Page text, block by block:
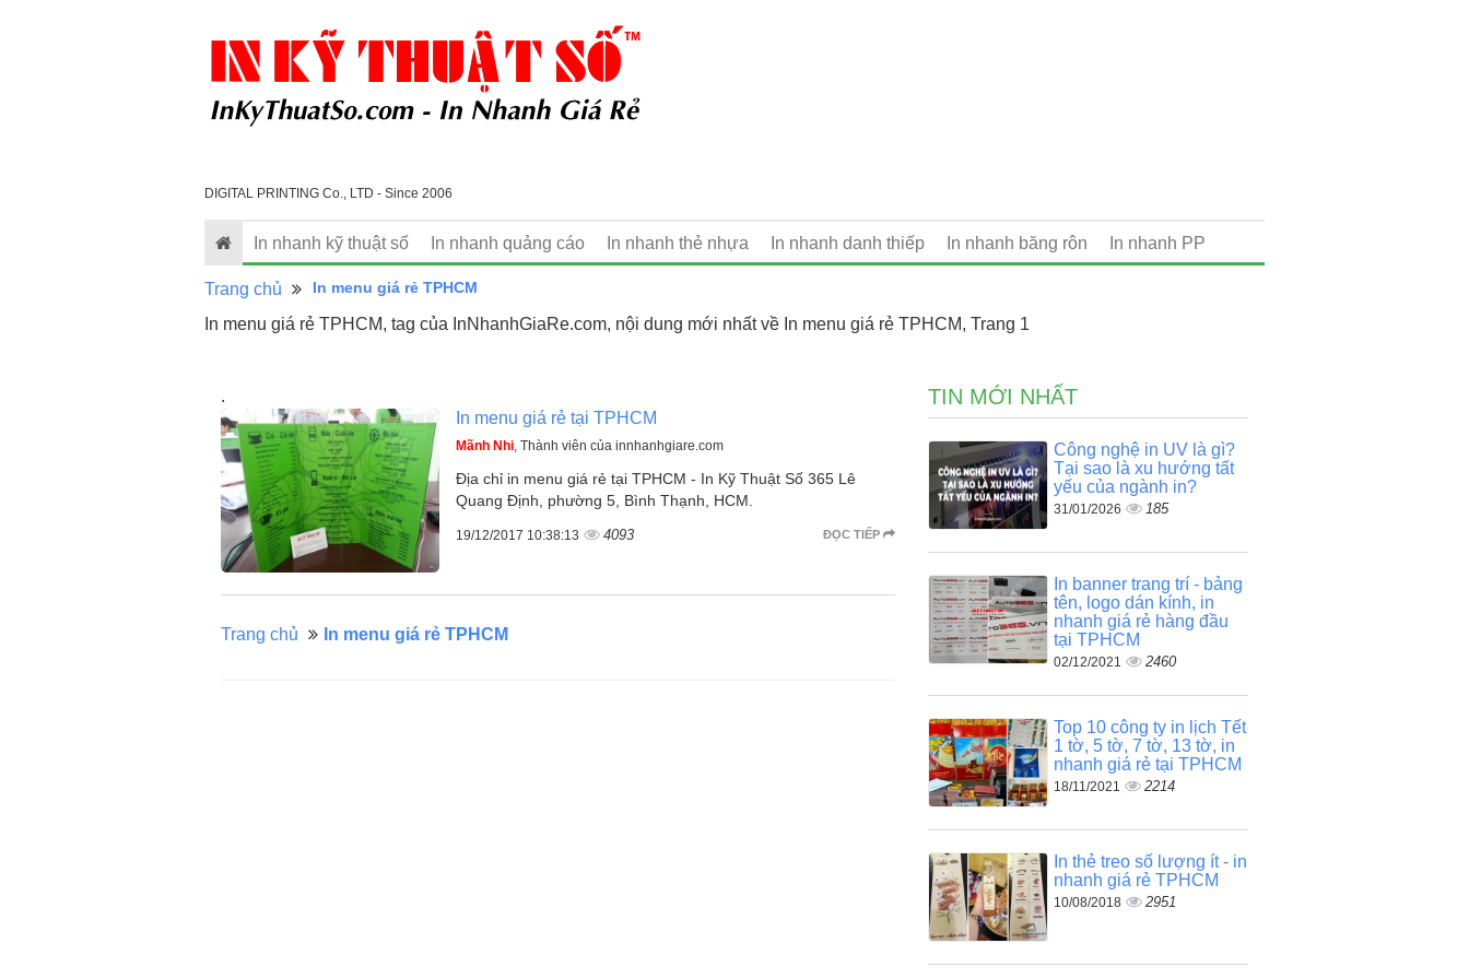
DIGITAL PRINTING Co., LTD - Since 2006
In nhanh kỹ thuật số In nhanh quảng cáo In nhanh thẻ nhựa In nhanh danh thiếp In nhanh băng rôn In nhanh PP
Trang chủ In menu giá rẻ TPHCM
In menu giá rẻ TPHCM, tag của InNhanhGiaRe.com, nội dung mới nhất về In menu giá rẻ TPHCM, Trang 1
.
In menu giá rẻ tại TPHCM
Mãnh Nhi , Thành viên của innhanhgiare.com
Địa chỉ in menu giá rẻ tại TPHCM - In Kỹ Thuật Số 365 Lê
Quang Định, phường 5, Bình Thạnh, HCM.
ĐỌC TIẾP
19/12/2017 10:38:13 4093
Trang chủ In menu giá rẻ TPHCM
TIN MỚI NHẤT
Công nghệ in UV là gì?
Tại sao là xu hướng tất
yếu của ngành in?
31/01/2026 185
In banner trang trí - bảng
tên, logo dán kính, in
nhanh giá rẻ hàng đầu
tại TPHCM
02/12/2021 2460
Top 10 công ty in lịch Tết
1 tờ, 5 tờ, 7 tờ, 13 tờ, in
nhanh giá rẻ tại TPHCM
18/11/2021 2214
In thẻ treo số lượng ít - in
nhanh giá rẻ TPHCM
10/08/2018 2951